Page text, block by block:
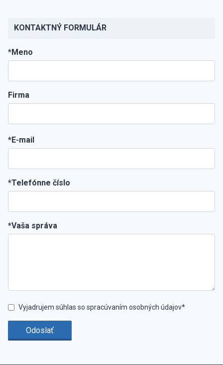
KONTAKTNÝ FORMULÁR
*Meno
Firma
*E-mail
*Telefónne číslo
*Vaša správa
Vyjadrujem súhlas so spracúvaním osobných údajov*
Odoslať